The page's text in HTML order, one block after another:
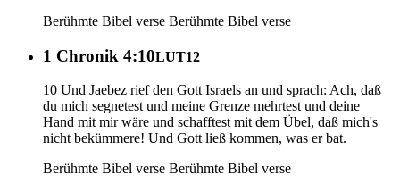
Berühmte Bibel verse Berühmte Bibel verse
1 Chronik 4:10LUT12
10 Und Jaebez rief den Gott Israels an und sprach: Ach, daß
du mich segnetest und meine Grenze mehrtest und deine
Hand mit mir wäre und schafftest mit dem Übel, daß mich's
nicht bekümmere! Und Gott ließ kommen, was er bat.
Berühmte Bibel verse Berühmte Bibel verse